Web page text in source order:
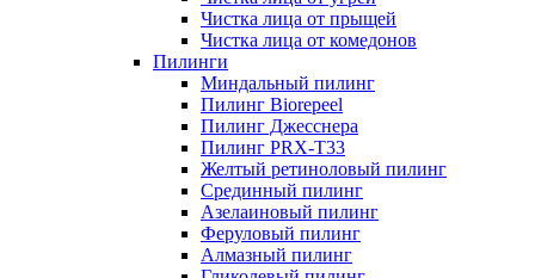
Чистка лица от прыщей
Чистка лица от комедонов
Пилинги
Миндальный пилинг
Пилинг Biorepeel
Пилинг Джесснера
Пилинг PRX-T33
Желтый ретиноловый пилинг
Срединный пилинг
Азелаиновый пилинг
Феруловый пилинг
Алмазный пилинг